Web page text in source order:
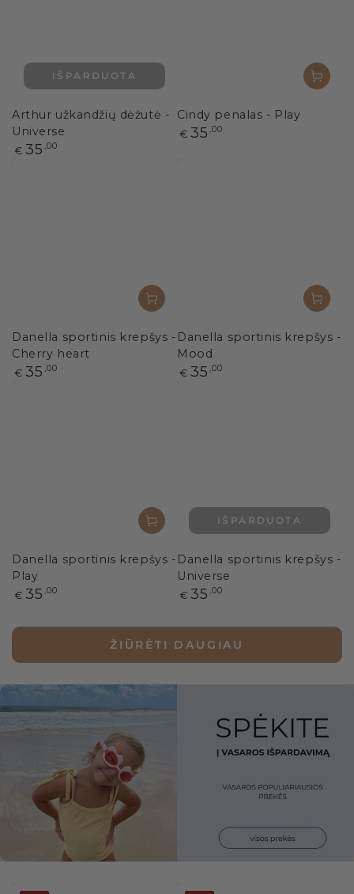
Arthur užkandžių dėžutė -
Universe
Paprasta
€ 35 ,00
IŠPARDUOTA
Cindy penalas - Play
Paprasta
€ 35 ,00
Danella sportinis krepšys -
Cherry heart
Paprasta
€ 35 ,00
Danella sportinis krepšys -
Mood
Paprasta
€ 35 ,00
Danella sportinis krepšys -
Play
Paprasta
€ 35 ,00
Danella sportinis krepšys -
Universe
Paprasta
€ 35 ,00
IŠPARDUOTA
ŽIŪRĖTI DAUGIAU